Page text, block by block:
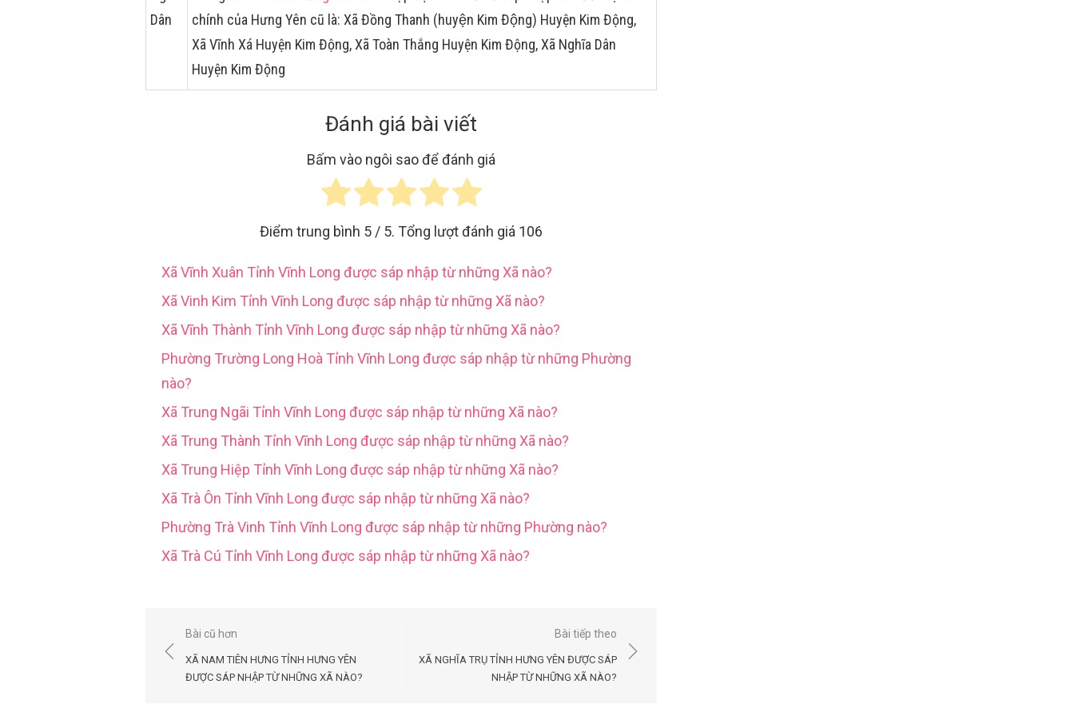
Dân
chính của Hưng Yên cũ là: Xã Đồng Thanh (huyện Kim Động) Huyện Kim Động,
Xã Vĩnh Xá Huyện Kim Động, Xã Toàn Thắng Huyện Kim Động, Xã Nghĩa Dân
Huyện Kim Động
Đánh giá bài viết
Bấm vào ngôi sao để đánh giá
Điểm trung bình 5 / 5. Tổng lượt đánh giá 106
Xã Vĩnh Xuân Tỉnh Vĩnh Long được sáp nhập từ những Xã nào?
Xã Vinh Kim Tỉnh Vĩnh Long được sáp nhập từ những Xã nào?
Xã Vĩnh Thành Tỉnh Vĩnh Long được sáp nhập từ những Xã nào?
Phường Trường Long Hoà Tỉnh Vĩnh Long được sáp nhập từ những Phường
nào?
Xã Trung Ngãi Tỉnh Vĩnh Long được sáp nhập từ những Xã nào?
Xã Trung Thành Tỉnh Vĩnh Long được sáp nhập từ những Xã nào?
Xã Trung Hiệp Tỉnh Vĩnh Long được sáp nhập từ những Xã nào?
Xã Trà Ôn Tỉnh Vĩnh Long được sáp nhập từ những Xã nào?
Phường Trà Vinh Tỉnh Vĩnh Long được sáp nhập từ những Phường nào?
Xã Trà Cú Tỉnh Vĩnh Long được sáp nhập từ những Xã nào?
Điều
hướng
Bài cũ hơn
XÃ NAM TIÊN HƯNG TỈNH HƯNG YÊN
ĐƯỢC SÁP NHẬP TỪ NHỮNG XÃ NÀO?
Bài tiếp theo
XÃ NGHĨA TRỤ TỈNH HƯNG YÊN ĐƯỢC SÁP
NHẬP TỪ NHỮNG XÃ NÀO?